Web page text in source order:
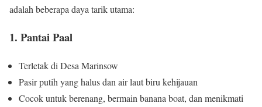
adalah beberapa daya tarik utama:
1. Pantai Paal
Terletak di Desa Marinsow
Pasir putih yang halus dan air laut biru kehijauan
Cocok untuk berenang, bermain banana boat, dan menikmati